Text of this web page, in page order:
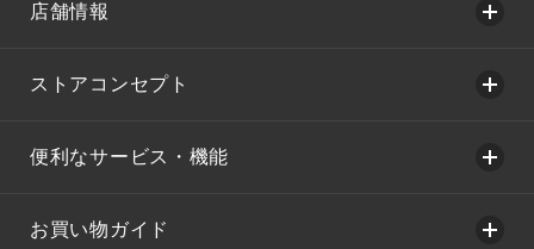
店舗情報
ストアコンセプト
便利なサービス・機能
お買い物ガイド